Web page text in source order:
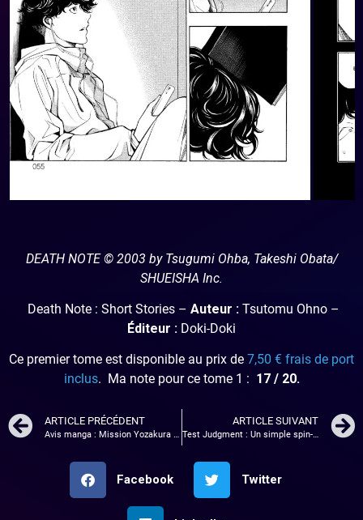
DEATH NOTE © 2003 by Tsugumi Ohba, Takeshi Obata/
SHUEISHA Inc.
Death Note : Short Stories – Auteur : Tsutomu Ohno –
Éditeur : Doki-Doki
Ce premier tome est disponible au prix de 7,50 € frais de port
inclus. Ma note pour ce tome 1 : 17 / 20.
ARTICLE PRÉCÉDENT
Avis manga : Mission Yozakura Family – tome 2
ARTICLE SUIVANT
Test Judgment : Un simple spin-off ou véritable licence ?
Facebook Twitter